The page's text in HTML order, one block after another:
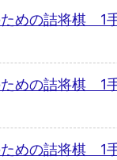
めの詰将棋 1
ための詰将棋 1
ための詰将棋 1